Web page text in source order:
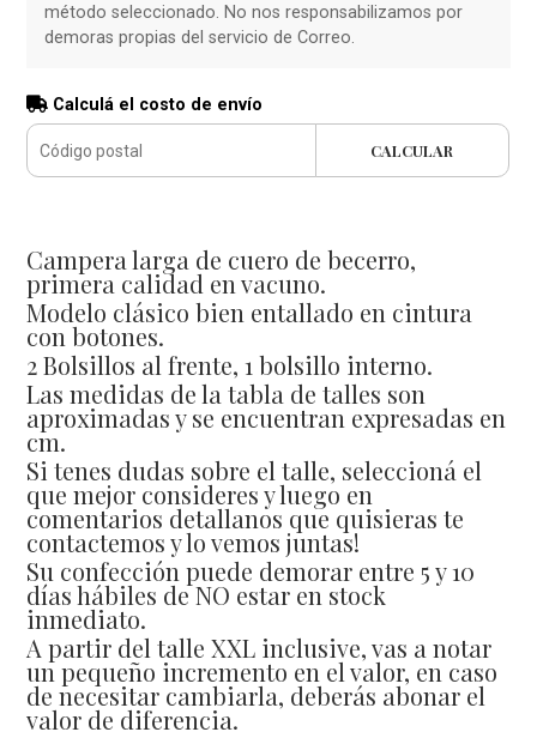
método seleccionado. No nos responsabilizamos por
demoras propias del servicio de Correo.
Calculá el costo de envío
CALCULAR
Campera larga de cuero de becerro,
primera calidad en vacuno.
Modelo clásico bien entallado en cintura
con botones.
2 Bolsillos al frente, 1 bolsillo interno.
Las medidas de la tabla de talles son
aproximadas y se encuentran expresadas en
cm.
Si tenes dudas sobre el talle, seleccioná el
que mejor consideres y luego en
comentarios detallanos que quisieras te
contactemos y lo vemos juntas!
Su confección puede demorar entre 5 y 10
días hábiles de NO estar en stock
inmediato.
A partir del talle XXL inclusive, vas a notar
un pequeño incremento en el valor, en caso
de necesitar cambiarla, deberás abonar el
valor de diferencia.